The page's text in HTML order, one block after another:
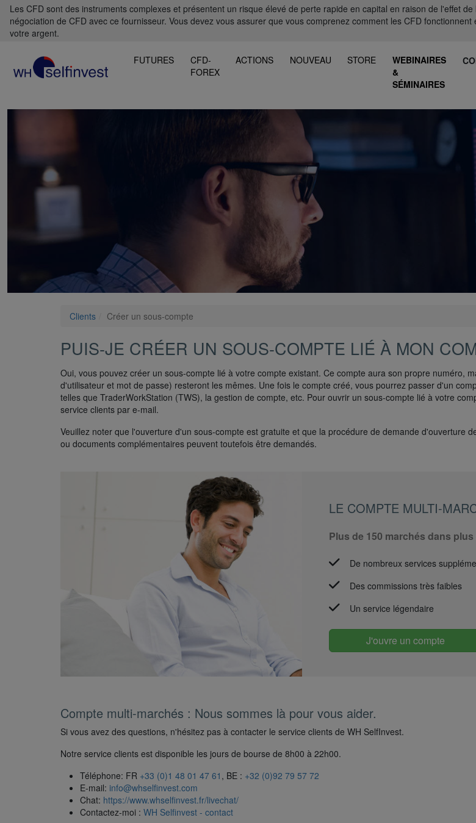
Les CFD sont des instruments complexes et présentent un risque élevé de perte rapide en capital en raison de l'effet
négociation de CFD avec ce fournisseur. Vous devez vous assurer que vous comprenez comment les CFD
votre argent.
FUTURES
CFD-
FOREX
ACTIONS NOUVEAU STORE
WEBINAIRES
&
SÉMINAIRES
Clients Créer un sous-compte
PUIS-JE CRÉER UN SOUS-COMPTE LIÉ À MON
Oui, vous pouvez créer un sous-compte lié à votre compte existant. Ce compte aura son propre numéro,
d'utilisateur et mot de passe) resteront les mêmes. Une fois le compte créé, vous pourrez passer d'un
telles que TraderWorkStation (TWS), la gestion de compte, etc. Pour ouvrir un sous-compte lié à votre
service clients par e-mail.
Veuillez noter que l'ouverture d'un sous-compte est gratuite et que la procédure de demande d'ouverture
ou documents complémentaires peuvent toutefois être demandés.
LE COMPTE MULTI-
Plus de 150 marchés dans plus
De nombreux services
Des commissions très faibles
Un service légendaire
J'ouvre un compte
Compte multi-marchés : Nous sommes là pour vous aider.
Si vous avez des questions, n'hésitez pas à contacter le service clients de WH SelfInvest.
Notre service clients est disponible les jours de bourse de 8h00 à 22h00.
Téléphone: FR +33 (0)1 48 01 47 61 , BE : +32 (0)92 79 57 72
E-mail: info@whselfinvest.com
Chat: https://www.whselfinvest.fr/livechat/
Contactez-moi : WH Selfinvest - contact